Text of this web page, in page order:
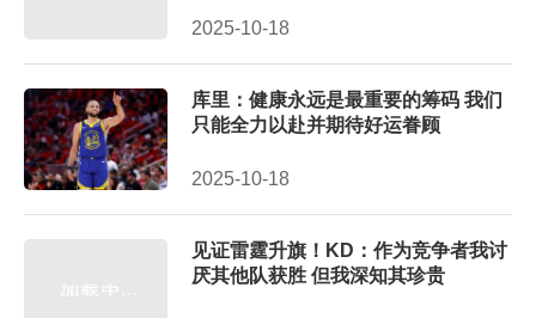
2025-10-18
库里：健康永远是最重要的筹码 我们
只能全力以赴并期待好运眷顾
2025-10-18
见证雷霆升旗！KD：作为竞争者我讨
厌其他队获胜 但我深知其珍贵